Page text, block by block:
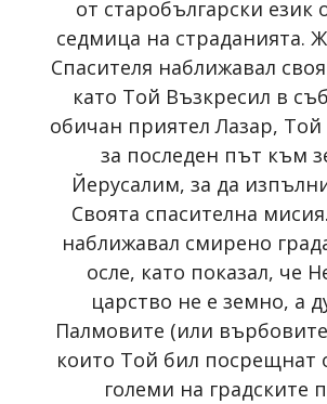
от старобългарски език
седмица на страданията.
Спасителя наближавал
като Той Възкресил в
обичан приятел Лазар, Той
за последен път към
Йерусалим, за да
Своята спасителна
наближавал смирено
осле, като показал, че
царство не е земно, а
Палмовите (или
които Той бил посрещнат
големи на градските